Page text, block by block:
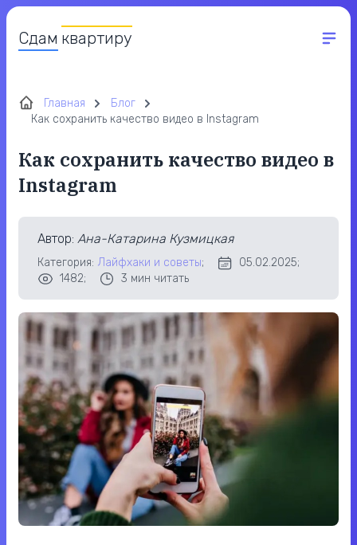
Сдам квартиру
Главная
Блог
Как сохранить качество видео в Instagram
Как сохранить качество видео в
Instagram
Автор: Ана-Катарина Кузмицкая
Категория: Лайфхаки и советы;
05.02.2025;
1482;
3 мин читать